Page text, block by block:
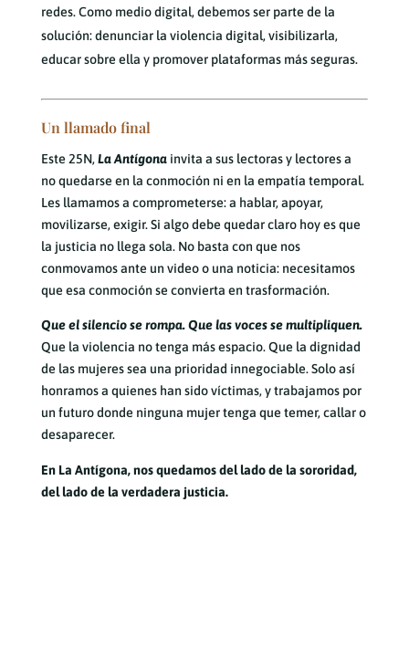
redes. Como medio digital, debemos ser parte de la
solución: denunciar la violencia digital, visibilizarla,
educar sobre ella y promover plataformas más seguras.
Un llamado final
Este 25N,La Antígona invita a sus lectoras y lectores a
no quedarse en la conmoción ni en la empatía temporal.
Les llamamos a comprometerse: a hablar, apoyar,
movilizarse, exigir. Si algo debe quedar claro hoy es que
la justicia no llega sola. No basta con que nos
conmovamos ante un video o una noticia: necesitamos
que esa conmoción se convierta en trasformación.
Que el silencio se rompa. Que las voces se multipliquen.
Que la violencia no tenga más espacio. Que la dignidad
de las mujeres sea una prioridad innegociable. Solo así
honramos a quienes han sido víctimas, y trabajamos por
un futuro donde ninguna mujer tenga que temer, callar o
desaparecer.
En La Antígona, nos quedamos del lado de la sororidad,
del lado de la verdadera justicia.